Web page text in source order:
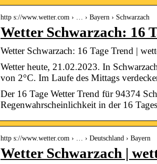
http s://www.wetter.com › … › Bayern › Schwarzach
Wetter Schwarzach: 16
Wetter Schwarzach: 16 Tage Trend |
Wetter heute, 21.02.2023. In
von 2°C. Im Laufe des Mittags
Der 16 Tage Wetter Trend für 94374
Regenwahrscheinlichkeit in der 16
http s://www.wetter.com › … › Deutschland › Bayern
Wetter Schwarzach |